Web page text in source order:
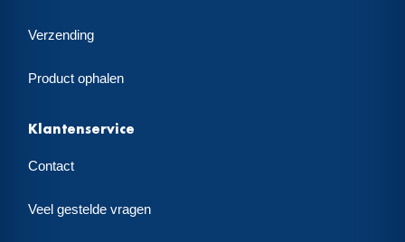
Verzending
Product ophalen
Klantenservice
Contact
Veel gestelde vragen